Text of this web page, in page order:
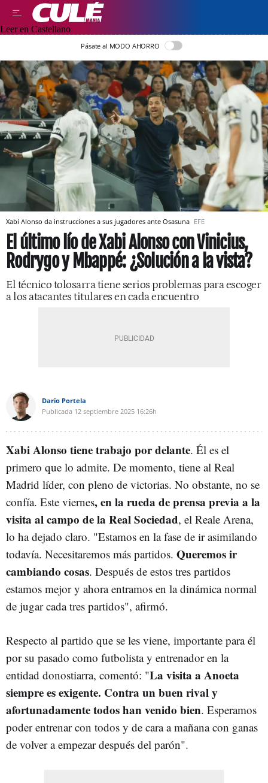
Leer en Castellano
Pásate al MODO AHORRO
Xabi Alonso da instrucciones a sus jugadores ante Osasuna EFE
El último lío de Xabi Alonso con Vinicius,
Rodrygo y Mbappé: ¿Solución a la vista?
El técnico tolosarra tiene serios problemas para escoger
a los atacantes titulares en cada encuentro
Darío Portela
Publicada 12 septiembre 2025 16:26h
Xabi Alonso tiene trabajo por delante. Él es el
primero que lo admite. De momento, tiene al Real
Madrid líder, con pleno de victorias. No obstante, no se
confía. Este viernes, en la rueda de prensa previa a la
visita al campo de la Real Sociedad, el Reale Arena,
lo ha dejado claro. "Estamos en la fase de ir asimilando
todavía. Necesitaremos más partidos. Queremos ir
cambiando cosas. Después de estos tres partidos
estamos mejor y ahora entramos en la dinámica normal
de jugar cada tres partidos", afirmó.
Respecto al partido que se les viene, importante para él
por su pasado como futbolista y entrenador en la
entidad donostiarra, comentó: "La visita a Anoeta
siempre es exigente. Contra un buen rival y
afortunadamente todos han venido bien. Esperamos
poder entrenar con todos y de cara a mañana con ganas
de volver a empezar después del parón".